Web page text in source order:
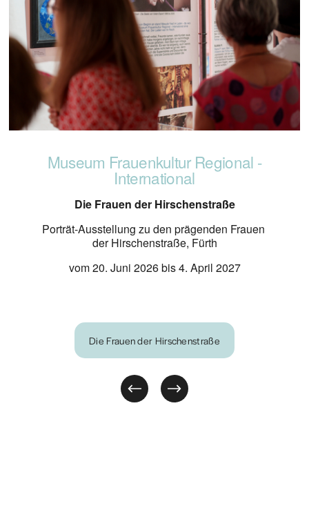
Museum Frauenkultur Regional -
International
Die Frauen der Hirschenstraße
Porträt-Ausstellung zu den prägenden Frauen
der Hirschenstraße, Fürth
vom 20. Juni 2026 bis 4. April 2027
Die Frauen der Hirschenstraße